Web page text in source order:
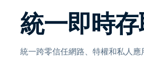
準時和按需訪問
對應用程式和網路實施
先進的網路威脅防護
統一即時
統一跨零信任網路、特權和私人應